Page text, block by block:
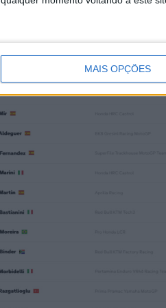
MAIS OPÇÕES